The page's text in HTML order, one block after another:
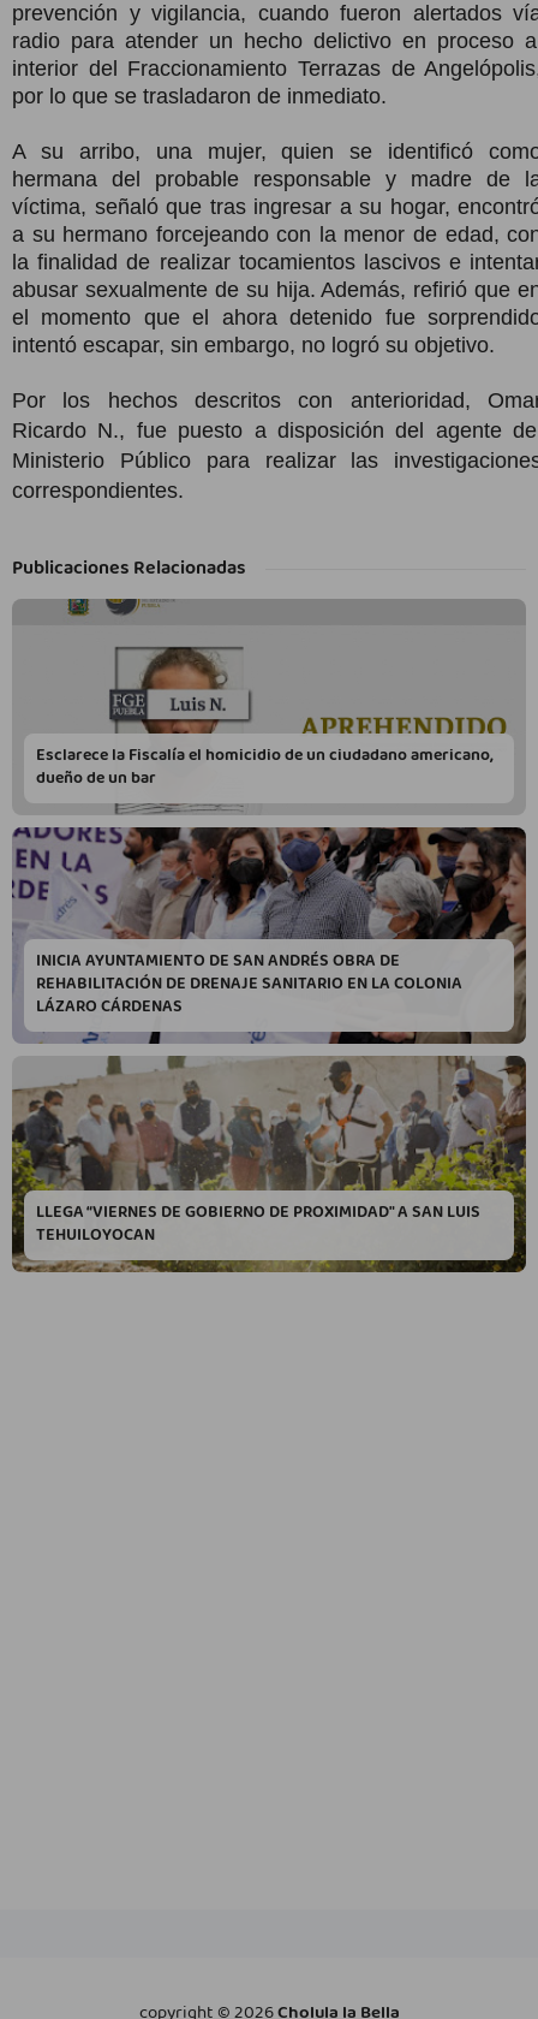
prevención y vigilancia, cuando fueron alertados
radio para atender un hecho delictivo en proceso
interior del Fraccionamiento Terrazas de
por lo que se trasladaron de inmediato.
A su arribo, una mujer, quien se identificó
hermana del probable responsable y madre de
víctima, señaló que tras ingresar a su hogar,
a su hermano forcejeando con la menor de edad,
la finalidad de realizar tocamientos lascivos e
abusar sexualmente de su hija. Además, refirió que
el momento que el ahora detenido fue
intentó escapar, sin embargo, no logró su objetivo.
Por los hechos descritos con anterioridad,
Ricardo N., fue puesto a disposición del agente
Ministerio Público para realizar las
correspondientes.
Publicaciones Relacionadas
Esclarece la Fiscalía el homicidio de un ciudadano americano,
dueño de un bar
INICIA AYUNTAMIENTO DE SAN ANDRÉS OBRA DE
REHABILITACIÓN DE DRENAJE SANITARIO EN LA COLONIA
LÁZARO CÁRDENAS
LLEGA “VIERNES DE GOBIERNO DE PROXIMIDAD" A SAN LUIS
TEHUILOYOCAN